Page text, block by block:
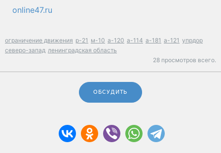
online47.ru
ограничение движения р-21 м-10 а-120 а-114 а-181 а-121 упрдор
северо-запад ленинградская область
28 просмотров всего.
ОБСУДИТЬ